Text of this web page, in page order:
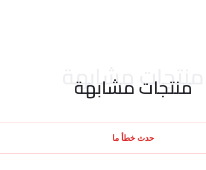
منتجات مشابهة
منتجات مشابهة
حدث خطأ ما